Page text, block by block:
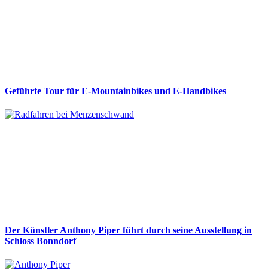
Geführte Tour für E-Mountainbikes und E-Handbikes
Der Künstler Anthony Piper führt durch seine Ausstellung in
Schloss Bonndorf